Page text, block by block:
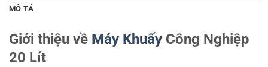
MÔ TẢ
Giới thiệu về Máy Khuấy Công Nghiệp
20 Lít